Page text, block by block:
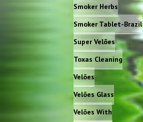
Smoker Herbs
Smoker Tablet-Brazil
Super Velões
Toxas Cleaning
Velões
Velões Glass
Velões With